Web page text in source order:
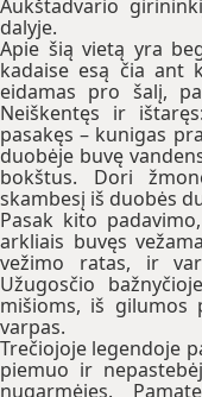
Aukštadvario
dalyje.
Apie šią vietą yra
kadaise esą čia ant
eidamas pro šalį,
Neiškentęs ir
pasakęs – kunigas
duobėje buvę
bokštus. Dori
skambesį iš duobės
Pasak kito
arkliais buvęs
vežimo ratas, ir
Užugosčio
mišioms, iš gilumos
varpas.
Trečiojoje legendoje
piemuo ir
nugarmėjęs.